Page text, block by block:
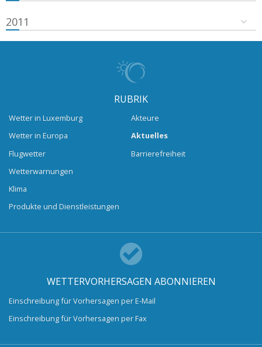
2011
RUBRIK
Wetter in Luxemburg
Wetter in Europa
Flugwetter
Wetterwarnungen
Klima
Produkte und Dienstleistungen
Akteure
Aktuelles
Barrierefreiheit
WETTERVORHERSAGEN ABONNIEREN
Einschreibung für Vorhersagen per E-Mail
Einschreibung für Vorhersagen per Fax